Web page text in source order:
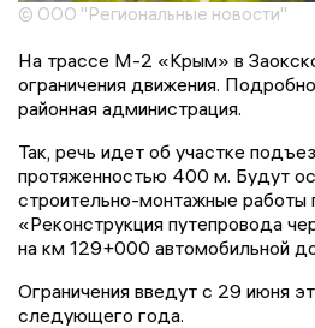
© ООО "Региональные новости"
На трассе М-2 «Крым» в
ограничения движения.
районная администрация.
Так, речь идет об участке
протяженностью 400 м. Будут
строительно-монтажные работы
«Реконструкция путепровода
на км 129+000 автомобильной
Ограничения введут с 29 июня
следующего года.